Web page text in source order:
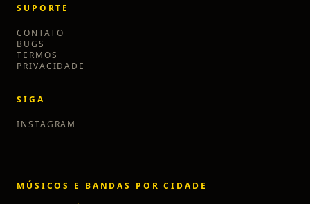
SUPORTE
CONTATO
BUGS
TERMOS
PRIVACIDADE
SIGA
INSTAGRAM
MÚSICOS E BANDAS POR CIDADE